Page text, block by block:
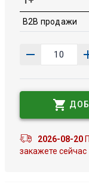
B2B продажи
2026-08-20
закажете сейчас